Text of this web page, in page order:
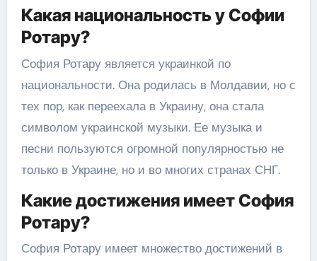
Какая национальность у Софии
Ротару?
София Ротару является украинкой по
национальности. Она родилась в Молдавии, но с
тех пор, как переехала в Украину, она стала
символом украинской музыки. Ее музыка и
песни пользуются огромной популярностью не
только в Украине, но и во многих странах СНГ.
Какие достижения имеет София
Ротару?
София Ротару имеет множество достижений в